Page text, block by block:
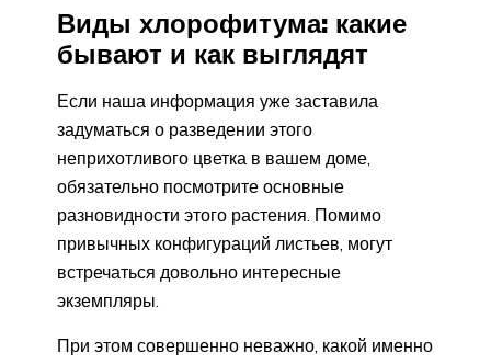
Виды хлорофитума: какие
бывают и как выглядят
Если наша информация уже заставила
задуматься о разведении этого
неприхотливого цветка в вашем доме,
обязательно посмотрите основные
разновидности этого растения. Помимо
привычных конфигураций листьев, могут
встречаться довольно интересные
экземпляры.
При этом совершенно неважно, какой именно